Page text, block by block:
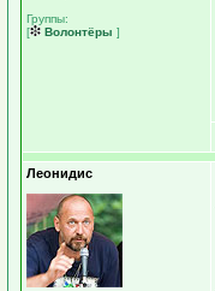
Группы:
[
Волонтёры ]
Леонидис